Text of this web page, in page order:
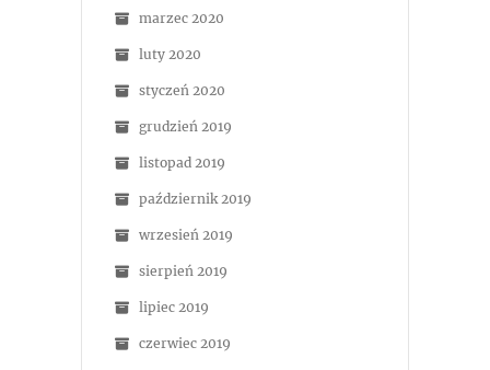
marzec 2020
luty 2020
styczeń 2020
grudzień 2019
listopad 2019
październik 2019
wrzesień 2019
sierpień 2019
lipiec 2019
czerwiec 2019